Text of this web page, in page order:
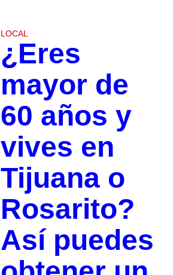
LOCAL
¿Eres
mayor de
60 años y
vives en
Tijuana o
Rosarito?
Así puedes